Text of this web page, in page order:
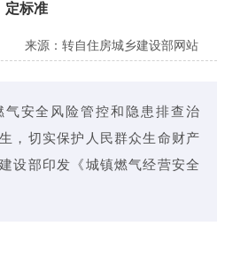
定标准
来源：转自住房城乡建设部网站
安全风险管控和隐患排查治
，切实保护人民群众生命财产
设部印发《城镇燃气经营安全